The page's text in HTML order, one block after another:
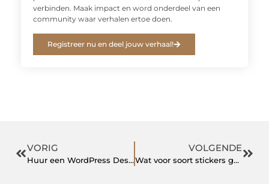
verbinden. Maak impact en word onderdeel van een
community waar verhalen ertoe doen.
Registreer nu en deel jouw verhaal!
VORIG
Huur een WordPress Designer in om een schitterende zakelijke website te maken
VOLGENDE
Wat voor soort stickers gebruiken autodealers?